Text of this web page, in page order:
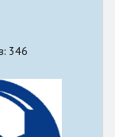
346